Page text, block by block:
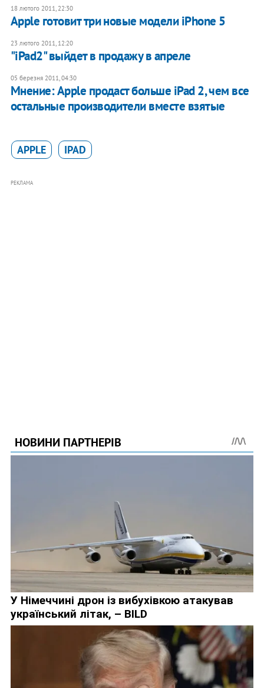
18 лютого 2011, 22:30
Apple готовит три новые модели iPhone 5
23 лютого 2011, 12:20
"iPad2" выйдет в продажу в апреле
05 березня 2011, 04:30
Мнение: Apple продаст больше iPad 2, чем все
остальные производители вместе взятые
APPLE IPAD
РЕКЛАМА